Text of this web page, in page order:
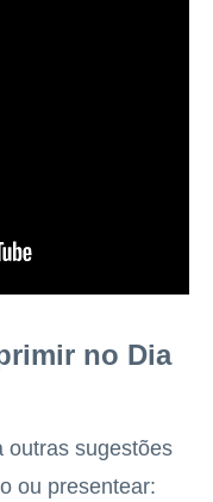
no Dia
outras sugestões
ou presentear: